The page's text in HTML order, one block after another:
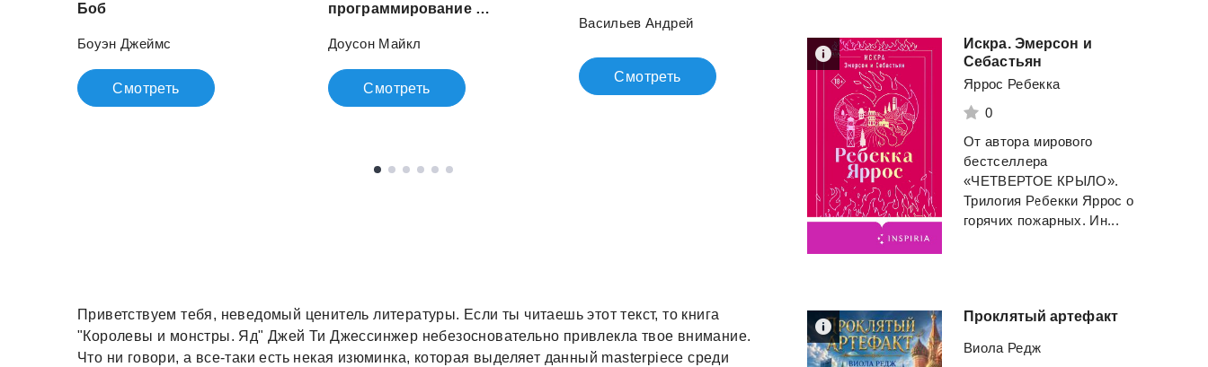
Боб
Боуэн Джеймс
Смотреть
программирование игр
Доусон Майкл
Смотреть
Васильев Андрей
Смотреть
Берг Александр
Смотреть
Приветствуем тебя, неведомый ценитель литературы. Если ты читаешь этот текст, то книга
"Королевы и монстры. Яд" Джей Ти Джессинжер небезосновательно привлекла твое внимание.
Что ни говори, а все-таки есть некая изюминка, которая выделяет данный masterpiece среди
Искра. Эмерсон и
Себастьян
Яррос Ребекка
0
От автора мирового
бестселлера
«ЧЕТВЕРТОЕ КРЫЛО».
Трилогия Ребекки Яррос о
горячих пожарных. Ин...
Проклятый артефакт
Виола Редж